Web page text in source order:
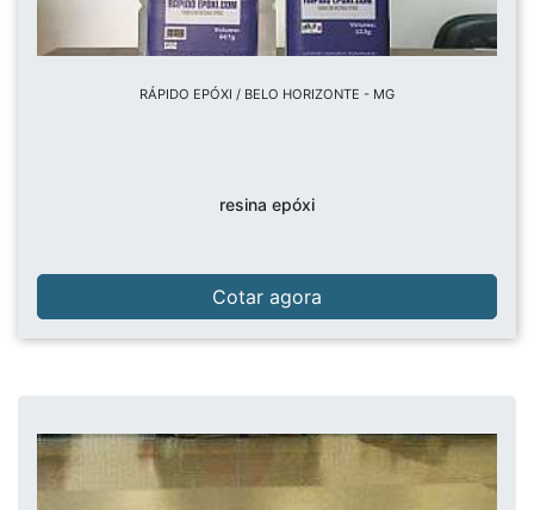
RÁPIDO EPÓXI / BELO HORIZONTE - MG
resina epóxi
Cotar agora